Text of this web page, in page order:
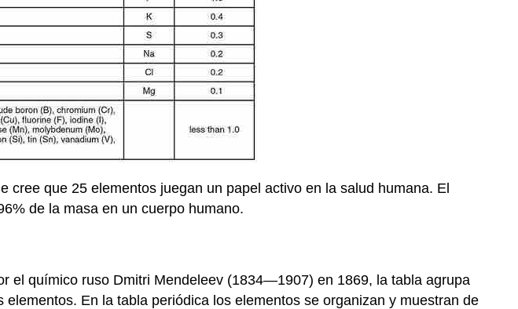
cree que 25 elementos juegan un papel activo en la salud humana. El
de la masa en un cuerpo humano.
el químico ruso Dmitri Mendeleev (1834—1907) en 1869, la tabla agrupa
En la tabla periódica los elementos se organizan y muestran de